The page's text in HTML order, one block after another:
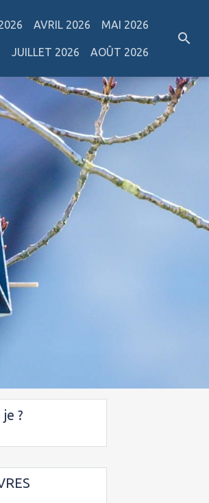
AVRIL 2026 MAI 2026
JUILLET 2026 AOÛT 2026
?